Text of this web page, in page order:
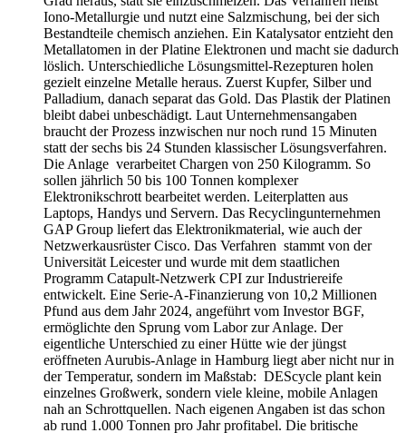
Iono-Metallurgie und nutzt eine Salzmischung, bei der sich
Bestandteile chemisch anziehen. Ein Katalysator entzieht den
Metallatomen in der Platine Elektronen und macht sie dadurch
löslich. Unterschiedliche Lösungsmittel-Rezepturen holen
gezielt einzelne Metalle heraus. Zuerst Kupfer, Silber und
Palladium, danach separat das Gold. Das Plastik der Platinen
bleibt dabei unbeschädigt. Laut Unternehmensangaben
braucht der Prozess inzwischen nur noch rund 15 Minuten
statt der sechs bis 24 Stunden klassischer Lösungsverfahren.
Die Anlage verarbeitet Chargen von 250 Kilogramm. So
sollen jährlich 50 bis 100 Tonnen komplexer
Elektronikschrott bearbeitet werden. Leiterplatten aus
Laptops, Handys und Servern. Das Recyclingunternehmen
GAP Group liefert das Elektronikmaterial, wie auch der
Netzwerkausrüster Cisco. Das Verfahren stammt von der
Universität Leicester und wurde mit dem staatlichen
Programm Catapult-Netzwerk CPI zur Industriereife
entwickelt. Eine Serie-A-Finanzierung von 10,2 Millionen
Pfund aus dem Jahr 2024, angeführt vom Investor BGF,
ermöglichte den Sprung vom Labor zur Anlage. Der
eigentliche Unterschied zu einer Hütte wie der jüngst
eröffneten Aurubis-Anlage in Hamburg liegt aber nicht nur in
der Temperatur, sondern im Maßstab: DEScycle plant kein
einzelnes Großwerk, sondern viele kleine, mobile Anlagen
nah an Schrottquellen. Nach eigenen Angaben ist das schon
ab rund 1.000 Tonnen pro Jahr profitabel. Die britische